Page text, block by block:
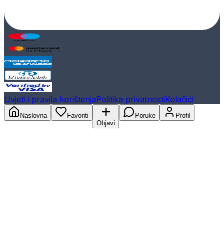
Uvjeti i pravila korištenjaPolitika privatnostiKolačići
Naslovna
Favoriti
Objavi
Poruke Profil